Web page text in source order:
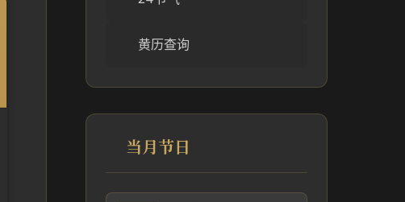
黄历查询
当月节日